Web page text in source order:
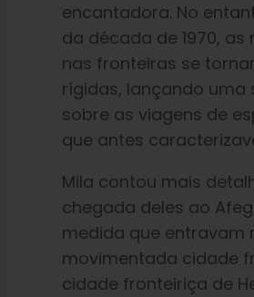
encantadora. No
da década de 1970, as
nas fronteiras se
rígidas, lançando uma
sobre as viagens de
que antes
Mila contou mais
chegada deles ao
medida que entravam
movimentada cidade
cidade fronteiriça de